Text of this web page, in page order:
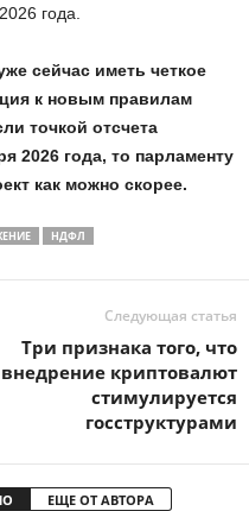
года.
сейчас иметь четкое
к новым правилам
точкой отсчета
2026 года, то парламенту
как можно скорее.
НДФЛ
Следующая статья
Три признака того, что
внедрение криптовалют
стимулируется
госструктурами
ЕЩЕ ОТ АВТОРА